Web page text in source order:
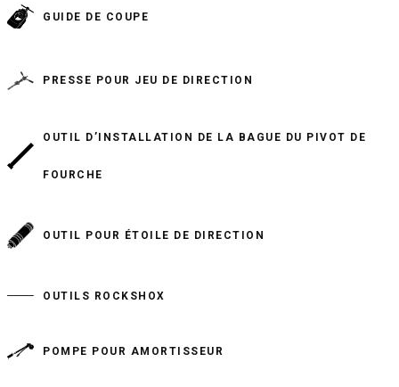
GUIDE DE COUPE
PRESSE POUR JEU DE DIRECTION
OUTIL D’INSTALLATION DE LA BAGUE DU PIVOT DE
FOURCHE
OUTIL POUR ÉTOILE DE DIRECTION
OUTILS ROCKSHOX
POMPE POUR AMORTISSEUR